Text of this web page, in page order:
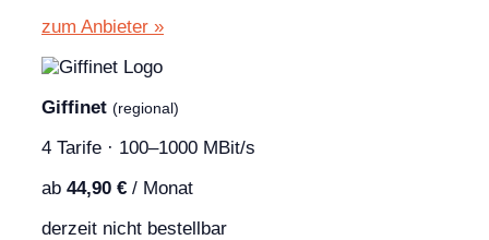
zum Anbieter »
Giffinet (regional)
4 Tarife · 100–1000 MBit/s
ab 44,90 € / Monat
derzeit nicht bestellbar